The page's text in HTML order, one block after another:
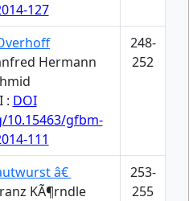
127
Hermann
: DOI
gfbm-
111
248-
252
â€
KÃ¶rndle
253-
255